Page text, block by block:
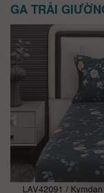
GA TRẢI